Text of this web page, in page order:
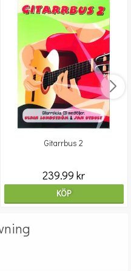
Gitarrbus 2
239.99 kr
KÖP